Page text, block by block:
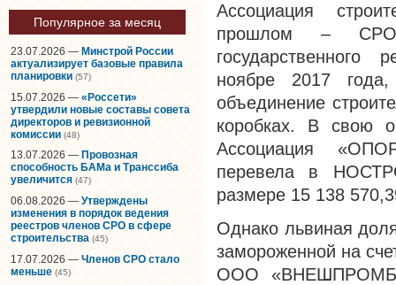
Популярное за месяц
23.07.2026 — Минстрой России
актуализирует базовые правила
планировки (57)
15.07.2026 — «Россети»
утвердили новые составы совета
директоров и ревизионной
комиссии (48)
13.07.2026 — Провозная
способность БАМа и Транссиба
увеличится (47)
06.08.2026 — Утверждены
изменения в порядок ведения
реестров членов СРО в сфере
строительства (45)
17.07.2026 — Членов СРО стало
меньше (45)
Ассоциация
прошлом – СРО-
государственного
ноябре 2017
объединение
коробках. В свою
Ассоциация
перевела в
размере 15 138
Однако львиная
замороженной на
ООО